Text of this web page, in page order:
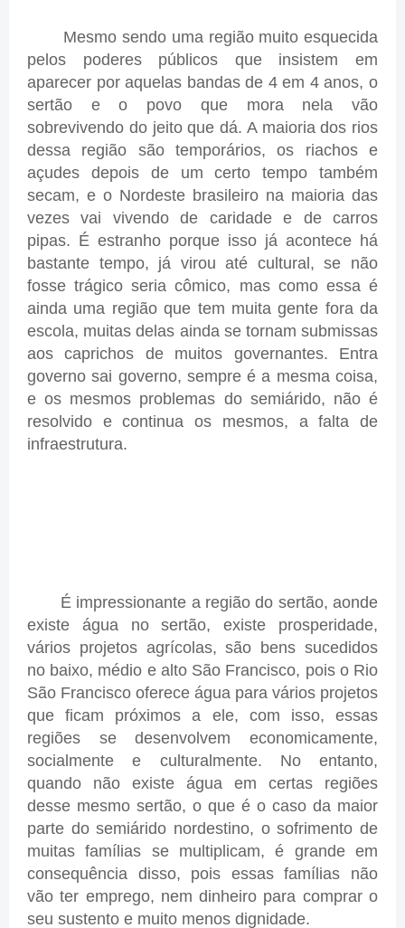
Mesmo sendo uma região muito esquecida
pelos poderes públicos que insistem em
aparecer por aquelas bandas de 4 em 4 anos, o
sertão e o povo que mora nela vão
sobrevivendo do jeito que dá. A maioria dos rios
dessa região são temporários, os riachos e
açudes depois de um certo tempo também
secam, e o Nordeste brasileiro na maioria das
vezes vai vivendo de caridade e de carros
pipas. É estranho porque isso já acontece há
bastante tempo, já virou até cultural, se não
fosse trágico seria cômico, mas como essa é
ainda uma região que tem muita gente fora da
escola, muitas delas ainda se tornam submissas
aos caprichos de muitos governantes. Entra
governo sai governo, sempre é a mesma coisa,
e os mesmos problemas do semiárido, não é
resolvido e continua os mesmos, a falta de
infraestrutura.
É impressionante a região do sertão, aonde
existe água no sertão, existe prosperidade,
vários projetos agrícolas, são bens sucedidos
no baixo, médio e alto São Francisco, pois o Rio
São Francisco oferece água para vários projetos
que ficam próximos a ele, com isso, essas
regiões se desenvolvem economicamente,
socialmente e culturalmente. No entanto,
quando não existe água em certas regiões
desse mesmo sertão, o que é o caso da maior
parte do semiárido nordestino, o sofrimento de
muitas famílias se multiplicam, é grande em
consequência disso, pois essas famílias não
vão ter emprego, nem dinheiro para comprar o
seu sustento e muito menos dignidade.